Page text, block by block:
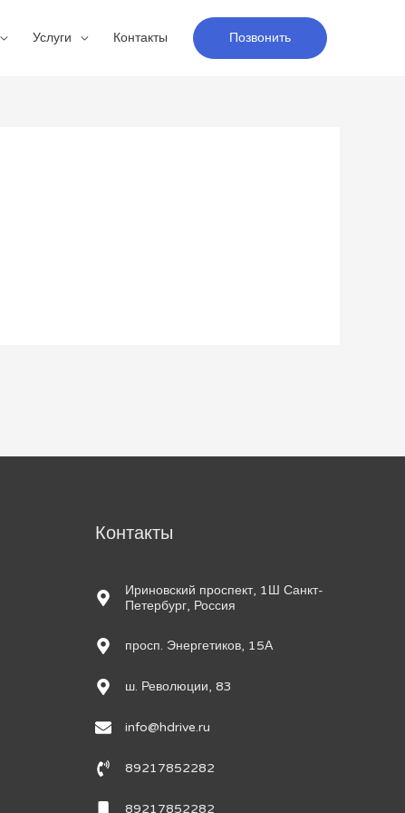
Услуги Контакты Позвонить
Контакты
Ириновский проспект, 1Ш Санкт-
Петербург, Россия
просп. Энергетиков, 15А
ш. Революции, 83
info@hdrive.ru
89217852282
89217852282